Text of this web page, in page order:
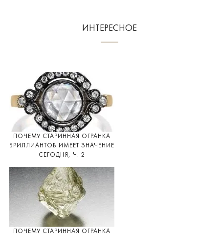
ИНТЕРЕСНОЕ
ПОЧЕМУ СТАРИННАЯ ОГРАНКА
БРИЛЛИАНТОВ ИМЕЕТ ЗНАЧЕНИЕ
СЕГОДНЯ, Ч. 2
ПОЧЕМУ СТАРИННАЯ ОГРАНКА